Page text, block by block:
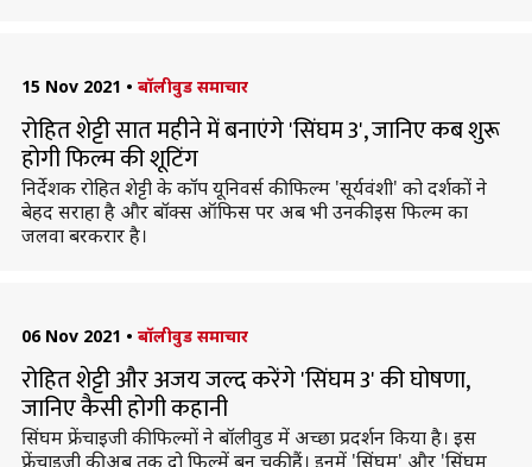
15 Nov 2021 • बॉलीवुड समाचार
रोहित शेट्टी सात महीने में बनाएंगे 'सिंघम 3', जानिए कब शुरू
होगी फिल्म की शूटिंग
निर्देशक रोहित शेट्टी के कॉप यूनिवर्स की फिल्म 'सूर्यवंशी' को दर्शकों ने
बेहद सराहा है और बॉक्स ऑफिस पर अब भी उनकी इस फिल्म का
जलवा बरकरार है।
06 Nov 2021 • बॉलीवुड समाचार
रोहित शेट्टी और अजय जल्द करेंगे 'सिंघम 3' की घोषणा,
जानिए कैसी होगी कहानी
सिंघम फ्रेंचाइजी की फिल्मों ने बॉलीवुड में अच्छा प्रदर्शन किया है। इस
फ्रेंचाइजी की अब तक दो फिल्में बन चुकी हैं। इनमें 'सिंघम' और 'सिंघम